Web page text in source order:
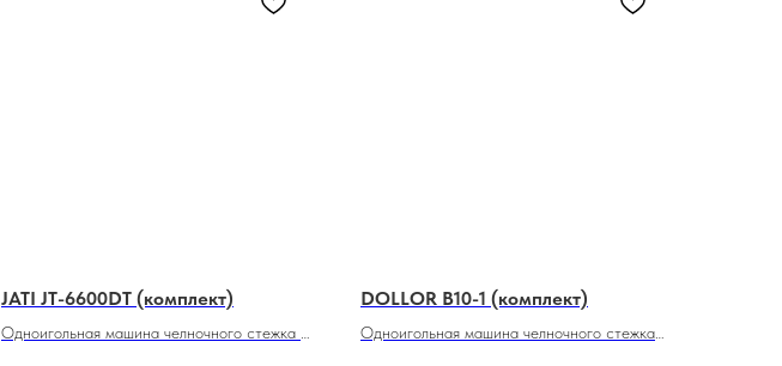
JATI JT-6600DT (комплект)
Одноигольная машина челночного стежка с
DOLLOR B10-1 (комплект)
Одноигольная машина челночного стежка